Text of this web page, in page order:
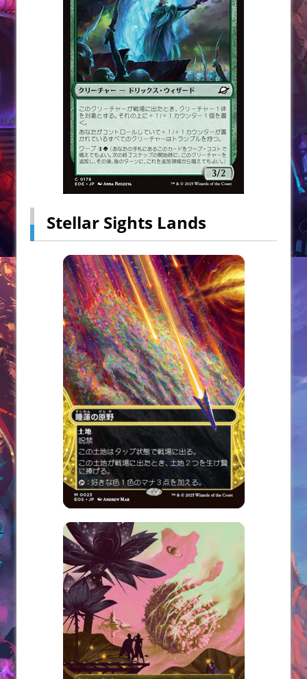
Stellar Sights Lands